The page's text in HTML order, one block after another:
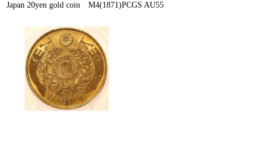
Japan 20yen gold coin M4(1871)PCGS AU55